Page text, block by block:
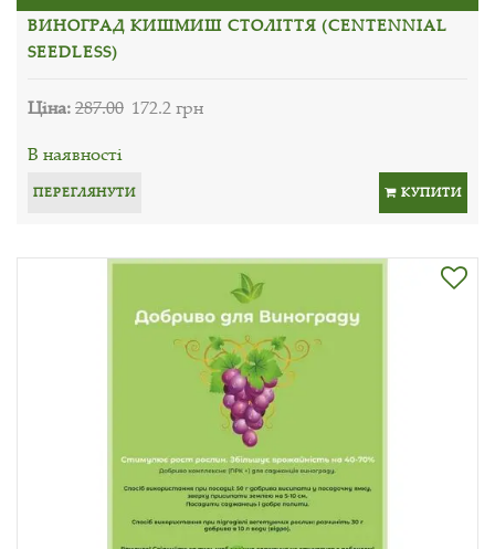
ВИНОГРАД КИШМИШ СТОЛІТТЯ (CENTENNIAL
SEEDLESS)
Ціна:287.00 172.2 грн
В наявності
ПЕРЕГЛЯНУТИ КУПИТИ